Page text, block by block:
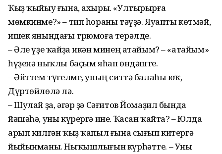
Ҡыҙ ҡыйыу ғына, ахыры. «Ултырырға
мөмкинме?» – тип һораны тәүҙә. Яуапты көтмәй,
ишек янындағы трюмоға терәлде.
– Әле үҙе ҡайҙа икән минең атайым? – «атайым»
һүҙенә ныҡлы баҫым яһап өндәште.
– Әйттем түгелме, уның ситтә балаһы юҡ,
Дүртөйлөлә лә.
– Шулай ҙа, әгәр ҙә Сәғитов Йомаҙил бында
йәшәһә, уны күрергә ине. Ҡасан ҡайта? – Юлда
арып килгән ҡыҙ ҡапыл ғына сығып китергә
йыйынманы. Ныҡышлығын күрһәтте. – Уны